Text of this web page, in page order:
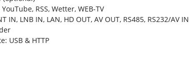
RSS, Wetter, WEB-TV
IN, LNB IN, LAN, HD OUT, AV OUT, RS485, RS232/AV
USB & HTTP